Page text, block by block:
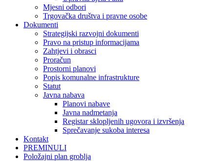
Mjesni odbori
Trgovačka društva i pravne osobe
Dokumenti
Strategijski razvojni dokumenti
Pravo na pristup informacijama
Zahtjevi i obrasci
Proračun
Prostorni planovi
Popis komunalne infrastrukture
Statut
Javna nabava
Planovi nabave
Javna nadmetanja
Registar sklopljenih ugovora i izvršenja
Sprečavanje sukoba interesa
Kontakt
PREMINULI
Položajni plan groblja